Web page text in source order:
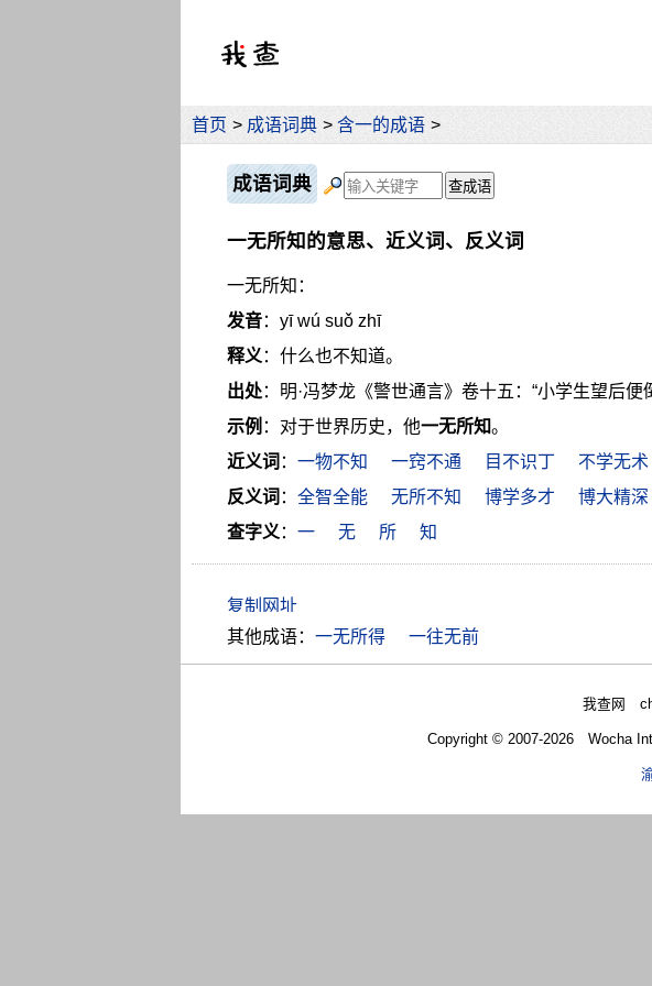
首页 > 成语词典 > 含一的成语 >
成语词典
一无所知的意思、近义词、反义词
一无所知：
发音：yī wú suǒ zhī
释义：什么也不知道。
出处：明·冯梦龙《警世通言》卷十五：“小学生望后
示例 ：对于世界历史，他一无所知。
近义词 ： 一物不知 一窍不通 目不识丁 不学无术
反义词 ： 全智全能 无所不知 博学多才 博大精深
查字义： 一 无 所 知
其他成语： 一无所得 一往无前
我查网
Copyright © 2007-2026 Wocha